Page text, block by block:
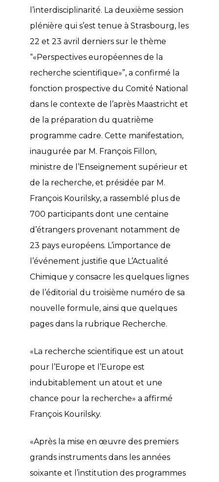
l’interdisciplinarité. La deuxième session
plénière qui s’est tenue à Strasbourg, les
22 et 23 avril derniers sur le thème
“«Perspectives européennes de la
recherche scientifique»”, a confirmé la
fonction prospective du Comité National
dans le contexte de l’après Maastricht et
de la préparation du quatrième
programme cadre. Cette manifestation,
inaugurée par M. François Fillon,
ministre de l’Enseignement supérieur et
de la recherche, et présidée par M.
François Kourilsky, a rassemblé plus de
700 participants dont une centaine
d’étrangers provenant notamment de
23 pays européens. L’importance de
l’événement justifie que L’Actualité
Chimique y consacre les quelques lignes
de l’éditorial du troisième numéro de sa
nouvelle formule, ainsi que quelques
pages dans la rubrique Recherche.
«La recherche scientifique est un atout
pour l’Europe et l’Europe est
indubitablement un atout et une
chance pour la recherche» a affirmé
François Kourilsky.
«Après la mise en œuvre des premiers
grands instruments dans les années
soixante et l’institution des programmes